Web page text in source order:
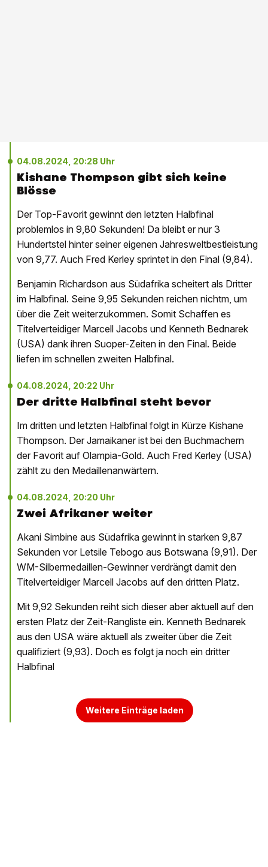
04.08.2024, 20:28 Uhr
Kishane Thompson gibt sich keine
Blösse
Der Top-Favorit gewinnt den letzten Halbfinal
problemlos in 9,80 Sekunden! Da bleibt er nur 3
Hundertstel hinter seiner eigenen Jahresweltbestleistung
von 9,77. Auch Fred Kerley sprintet in den Final (9,84).
Benjamin Richardson aus Südafrika scheitert als Dritter
im Halbfinal. Seine 9,95 Sekunden reichen nichtm, um
über die Zeit weiterzukommen. Somit Schaffen es
Titelverteidiger Marcell Jacobs und Kenneth Bednarek
(USA) dank ihren Suoper-Zeiten in den Final. Beide
liefen im schnellen zweiten Halbfinal.
04.08.2024, 20:22 Uhr
Der dritte Halbfinal steht bevor
Im dritten und letzten Halbfinal folgt in Kürze Kishane
Thompson. Der Jamaikaner ist bei den Buchmachern
der Favorit auf Olampia-Gold. Auch Fred Kerley (USA)
zählt zu den Medaillenanwärtern.
04.08.2024, 20:20 Uhr
Zwei Afrikaner weiter
Akani Simbine aus Südafrika gewinnt in starken 9,87
Sekunden vor Letsile Tebogo aus Botswana (9,91). Der
WM-Silbermedaillen-Gewinner verdrängt damit den
Titelverteidiger Marcell Jacobs auf den dritten Platz.
Mit 9,92 Sekunden reiht sich dieser aber aktuell auf den
ersten Platz der Zeit-Rangliste ein. Kenneth Bednarek
aus den USA wäre aktuell als zweiter über die Zeit
qualifiziert (9,93). Doch es folgt ja noch ein dritter
Halbfinal
Weitere Einträge laden